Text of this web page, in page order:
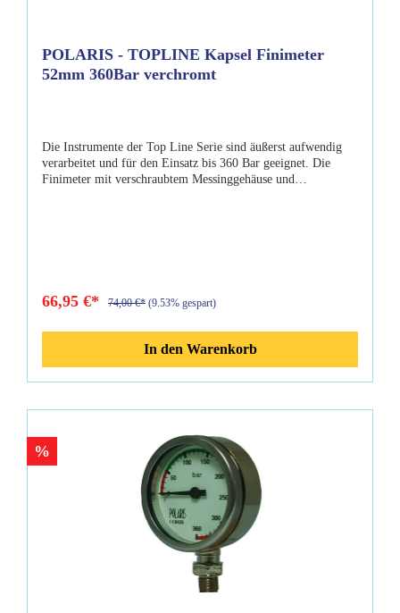
POLARIS - TOPLINE Kapsel Finimeter
52mm 360Bar verchromt
Die Instrumente der Top Line Serie sind äußerst aufwendig
verarbeitet und für den Einsatz bis 360 Bar geeignet. Die
Finimeter mit verschraubtem Messinggehäuse und
66,95 €* 74,00 €* (9.53% gespart)
In den Warenkorb
%